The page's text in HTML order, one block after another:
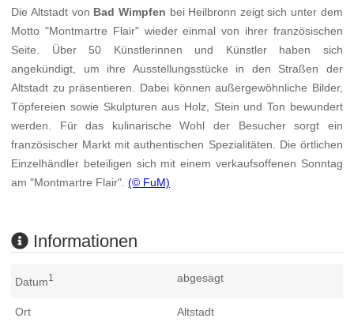
Die Altstadt von Bad Wimpfen bei Heilbronn zeigt sich unter dem
Motto "Montmartre Flair" wieder einmal von ihrer französischen
Seite. Über 50 Künstlerinnen und Künstler haben sich
angekündigt, um ihre Ausstellungsstücke in den Straßen der
Altstadt zu präsentieren. Dabei können außergewöhnliche Bilder,
Töpfereien sowie Skulpturen aus Holz, Stein und Ton bewundert
werden. Für das kulinarische Wohl der Besucher sorgt ein
französischer Markt mit authentischen Spezialitäten. Die örtlichen
Einzelhändler beteiligen sich mit einem verkaufsoffenen Sonntag
am "Montmartre Flair".(© FuM)
Informationen
Datum1 abgesagt
Ort
Altstadt